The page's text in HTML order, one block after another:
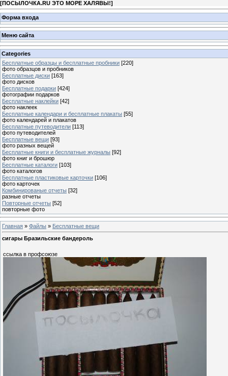
[ПОСЫЛОЧКА.RU ЭТО МОРЕ ХАЛЯВЫ!]
Форма входа
Меню сайта
Categories
Бесплатные образцы и бесплатные пробники [220]
фото образцов и пробников
Бесплатные диски [163]
фото дисков
Бесплатные подарки [424]
фотографии подарков
Бесплатные наклейки [42]
фото наклеек
Бесплатные календари и бесплатные плакаты [55]
фото календарей и плакатов
Бесплатные путеводители [113]
фото путеводителей
Бесплатные вещи [93]
фото разных вещей
Бесплатные книги и бесплатные журналы [92]
фото книг и брошюр
Бесплатные каталоги [103]
фото каталогов
Бесплатные пластиковые карточки [106]
фото карточек
Комбинированые отчеты [32]
разные отчеты
Повторные отчеты [52]
повторные фото
Главная » Файлы » Бесплатные вещи
сигары Бразильские бандероль
ссылка в профсоюзе